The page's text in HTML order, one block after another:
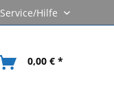
Service/Hilfe
0,00 € *